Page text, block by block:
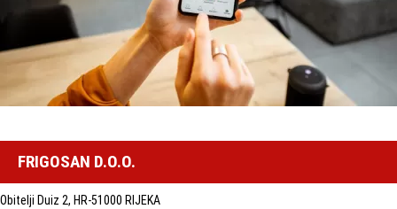
FRIGOSAN D.O.O.
Obitelji Duiz 2, HR-51000 RIJEKA